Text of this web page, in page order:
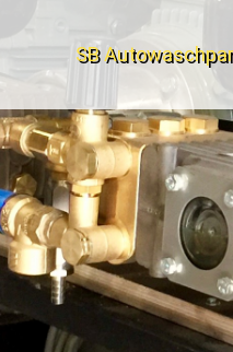
SB